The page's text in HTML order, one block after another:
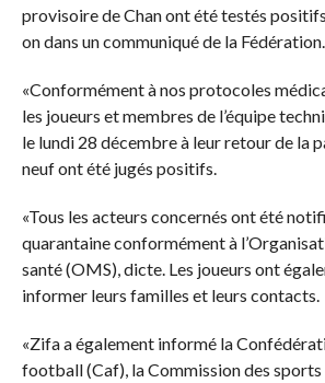
provisoire de Chan ont été testés
on dans un communiqué de la Fédération.
«Conformément à nos protocoles
les joueurs et membres de l’équipe
le lundi 28 décembre à leur retour de la
neuf ont été jugés positifs.
«Tous les acteurs concernés ont été
quarantaine conformément à
santé (OMS), dicte. Les joueurs ont
informer leurs familles et leurs contacts.
«Zifa a également informé la
football (Caf), la Commission des sports